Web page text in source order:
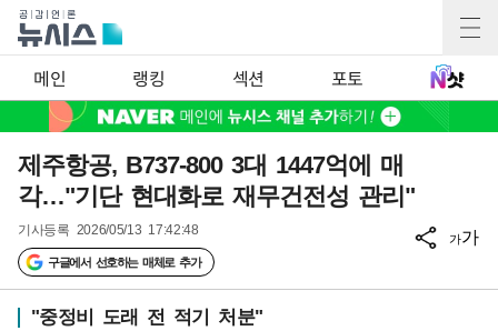
메인 랭킹 섹션 포토
제주항공, B737-800 3대 1447억에 매
각…"기단 현대화로 재무건전성 관리"
기사등록 2026/05/13 17:42:48
구글에서 선호하는 매체로 추가
가가
"중정비 도래 전 적기 처분"